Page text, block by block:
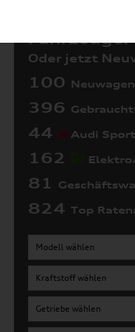
Fahrzeuge:
Oder jetzt
100 Neuwagen
396
44 Audi Sport
162
81
824 Top
Modell wählen
Kraftstoff wählen
Getriebe wählen